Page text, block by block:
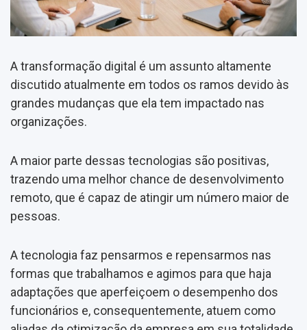
A transformação digital é um assunto altamente
discutido atualmente em todos os ramos devido às
grandes mudanças que ela tem impactado nas
organizações.
A maior parte dessas tecnologias são positivas,
trazendo uma melhor chance de desenvolvimento
remoto, que é capaz de atingir um número maior de
pessoas.
A tecnologia faz pensarmos e repensarmos nas
formas que trabalhamos e agimos para que haja
adaptações que aperfeiçoem o desempenho dos
funcionários e, consequentemente, atuem como